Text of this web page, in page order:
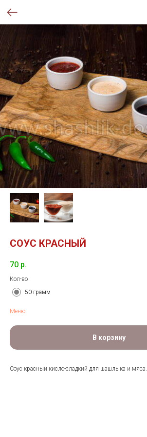
СОУС КРАСНЫЙ
70 р.
Кол-во
50 грамм
Меню
В корзину
Соус красный кисло-сладкий для шашлыка и мяса.